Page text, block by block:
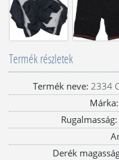
Termék részletek
Termék neve: 2334
Márka:
Rugalmasság:
Derék